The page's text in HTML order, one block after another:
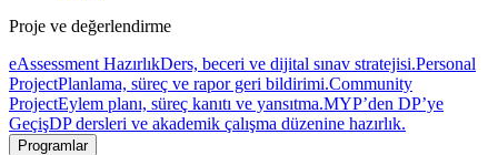
Proje ve değerlendirme
eAssessment HazırlıkDers, beceri ve dijital sınav stratejisi.Personal
ProjectPlanlama, süreç ve rapor geri bildirimi.Community
ProjectEylem planı, süreç kanıtı ve yansıtma.MYP’den DP’ye
GeçişDP dersleri ve akademik çalışma düzenine hazırlık.
Programlar